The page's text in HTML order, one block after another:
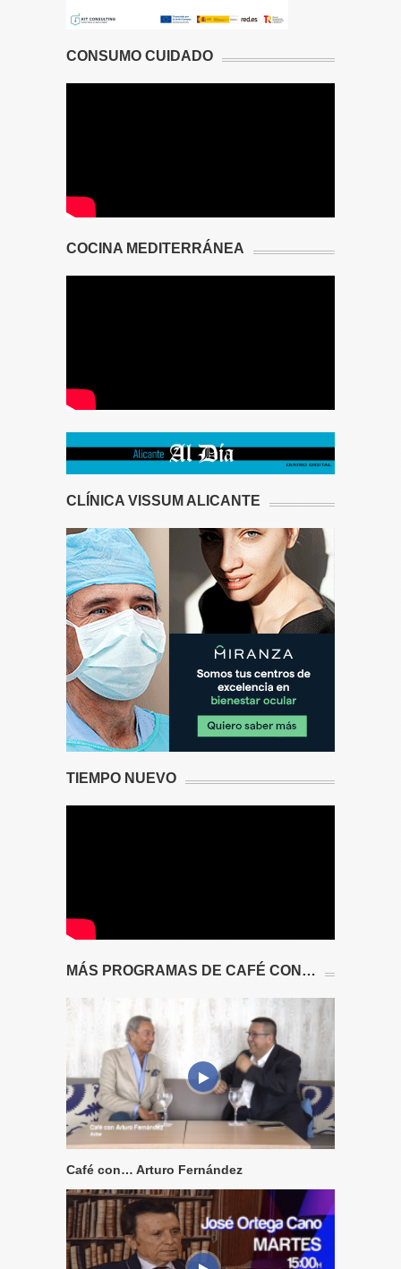
CONSUMO CUIDADO
COCINA MEDITERRÁNEA
CLÍNICA VISSUM ALICANTE
TIEMPO NUEVO
MÁS PROGRAMAS DE CAFÉ CON…
Café con… Arturo Fernández